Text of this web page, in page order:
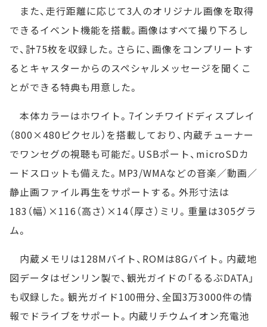
また、走行距離に応じて3人のオリジナル画像を取得
できるイベント機能を搭載。画像はすべて撮り下ろし
で、計75枚を収録した。さらに、画像をコンプリートす
るとキャスターからのスペシャルメッセージを聞くこ
とができる特典も用意した。
本体カラーはホワイト。7インチワイドディスプレイ
（800×480ピクセル）を搭載しており、内蔵チューナー
でワンセグの視聴も可能だ。USBポート、microSDカ
ードスロットも備えた。MP3/WMAなどの音楽／動画／
静止画ファイル再生をサポートする。外形寸法は
183（幅）×116（高さ）×14（厚さ）ミリ。重量は305グラ
ム。
内蔵メモリは128Mバイト、ROMは8Gバイト。内蔵地
図データはゼンリン製で、観光ガイドの「るるぶDATA」
も収録した。観光ガイド100冊分、全国3万3000件の情
報でドライブをサポート。内蔵リチウムイオン充電池